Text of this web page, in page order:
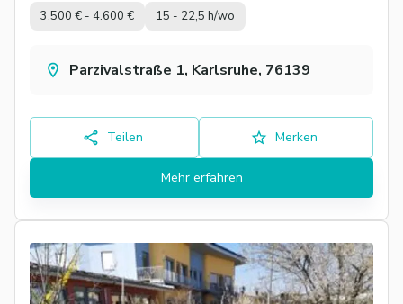
3.500 € - 4.600 € 15 - 22,5 h/wo
Parzivalstraße 1, Karlsruhe, 76139
Teilen Merken
Mehr erfahren